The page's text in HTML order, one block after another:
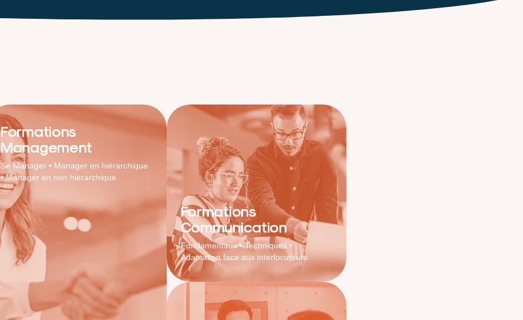
Formations
Management
Se Manager • Manager en hiérarchique
• Manager en non hiérarchique
Formations
Communication
Fondamentaux • Techniques •
Adaptation face aux interlocuteurs